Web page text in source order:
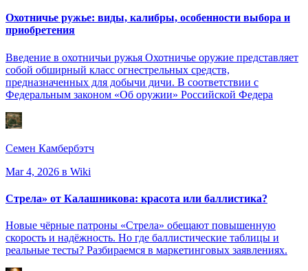
Охотничье ружье: виды, калибры, особенности выбора и
приобретения
Введение в охотничьи ружья Охотничье оружие представляет
собой обширный класс огнестрельных средств,
предназначенных для добычи дичи. В соответствии с
Федеральным законом «Об оружии» Российской Федера
Семен Камбербэтч
Mar 4, 2026 в Wiki
Стрела» от Калашникова: красота или баллистика?
Новые чёрные патроны «Стрела» обещают повышенную
скорость и надёжность. Но где баллистические таблицы и
реальные тесты? Разбираемся в маркетинговых заявлениях.